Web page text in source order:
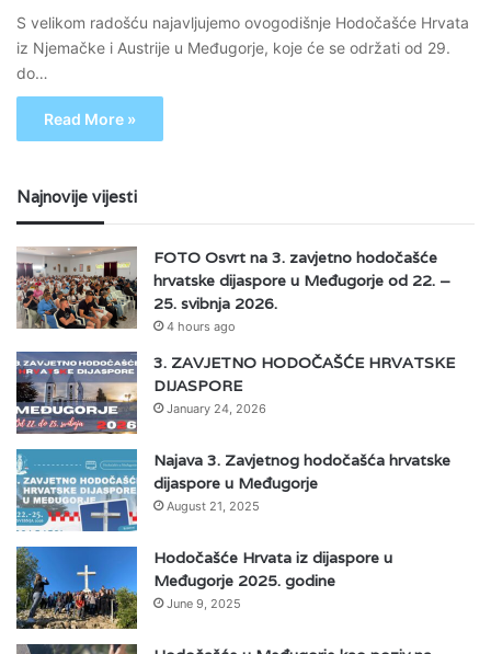
S velikom radošću najavljujemo ovogodišnje Hodočašće Hrvata
iz Njemačke i Austrije u Međugorje, koje će se održati od 29.
do…
Read More »
Najnovije vijesti
FOTO Osvrt na 3. zavjetno hodočašće
hrvatske dijaspore u Međugorje od 22. –
25. svibnja 2026.
4 hours ago
3. ZAVJETNO HODOČAŠĆE HRVATSKE
DIJASPORE
January 24, 2026
Najava 3. Zavjetnog hodočašća hrvatske
dijaspore u Međugorje
August 21, 2025
Hodočašće Hrvata iz dijaspore u
Međugorje 2025. godine
June 9, 2025